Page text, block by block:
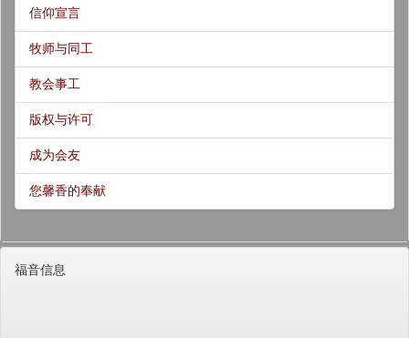
信仰宣言
牧师与同工
教会事工
版权与许可
成为会友
您馨香的奉献
福音信息